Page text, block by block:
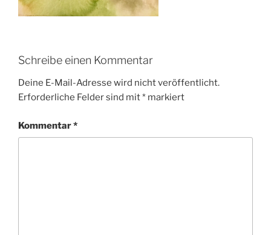
Schreibe einen Kommentar
Deine E-Mail-Adresse wird nicht veröffentlicht.
Erforderliche Felder sind mit* markiert
Kommentar*